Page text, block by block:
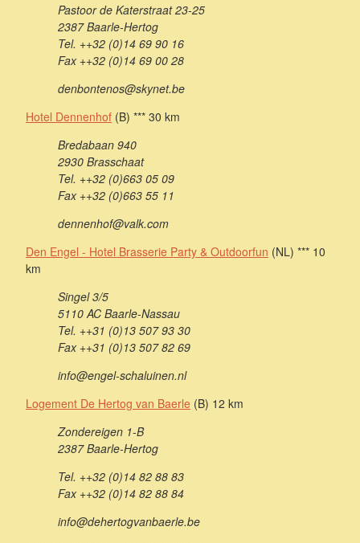
Pastoor de Katerstraat 23-25
2387 Baarle-Hertog
Tel. ++32 (0)14 69 90 16
Fax ++32 (0)14 69 00 28
denbontenos@skynet.be
Hotel Dennenhof (B) *** 30 km
Bredabaan 940
2930 Brasschaat
Tel. ++32 (0)663 05 09
Fax ++32 (0)663 55 11
dennenhof@valk.com
Den Engel - Hotel Brasserie Party & Outdoorfun (NL) *** 10
km
Singel 3/5
5110 AC Baarle-Nassau
Tel. ++31 (0)13 507 93 30
Fax ++31 (0)13 507 82 69
info@engel-schaluinen.nl
Logement De Hertog van Baerle (B) 12 km
Zondereigen 1-B
2387 Baarle-Hertog
Tel. ++32 (0)14 82 88 83
Fax ++32 (0)14 82 88 84
info@dehertogvanbaerle.be